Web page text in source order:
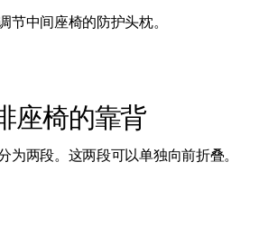
节中间座椅的防护头枕。
座椅的靠背
为两段。这两段可以单独向前折叠。